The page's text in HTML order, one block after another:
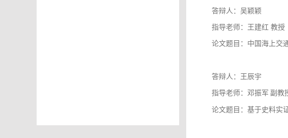
答辩人：吴颖颖
指导老师：王建红 教授
论文题目：中国海上交
答辩人：王辰宇
指导老师：邓振军 副教
论文题目：基于史料实